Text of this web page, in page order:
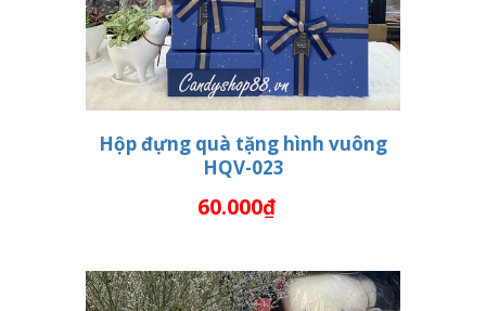
THÊM VÀO GIỎ HÀNG
Hộp đựng quà tặng hình vuông
HQV-023
60.000₫